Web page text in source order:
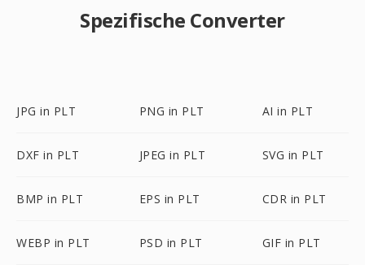
Spezifische Converter
JPG in PLT PNG in PLT AI in PLT
DXF in PLT JPEG in PLT SVG in PLT
BMP in PLT EPS in PLT CDR in PLT
WEBP in PLT PSD in PLT GIF in PLT